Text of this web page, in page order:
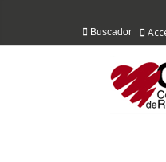
Buscador